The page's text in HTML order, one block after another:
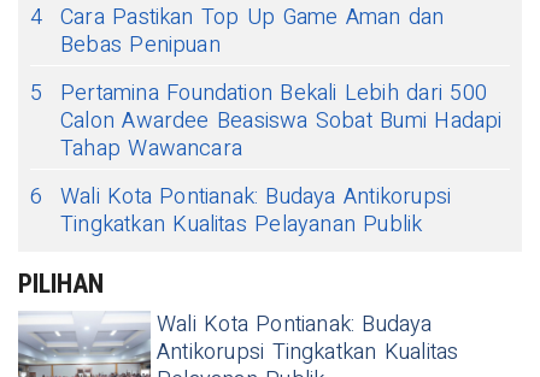
4 Cara Pastikan Top Up Game Aman dan
Bebas Penipuan
5
Pertamina Foundation Bekali Lebih dari 500
Calon Awardee Beasiswa Sobat Bumi Hadapi
Tahap Wawancara
6 Wali Kota Pontianak: Budaya Antikorupsi
Tingkatkan Kualitas Pelayanan Publik
PILIHAN
Wali Kota Pontianak: Budaya
Antikorupsi Tingkatkan Kualitas